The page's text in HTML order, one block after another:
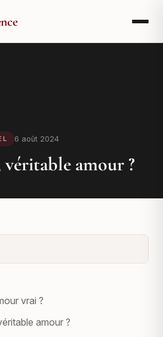
6 août 2024
amour ?
vrai ?
amour ?